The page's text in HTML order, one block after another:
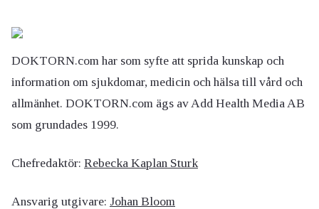
DOKTORN.com har som syfte att sprida kunskap och
information om sjukdomar, medicin och hälsa till vård och
allmänhet. DOKTORN.com ägs av Add Health Media AB
som grundades 1999.
Chefredaktör: Rebecka Kaplan Sturk
Ansvarig utgivare: Johan Bloom